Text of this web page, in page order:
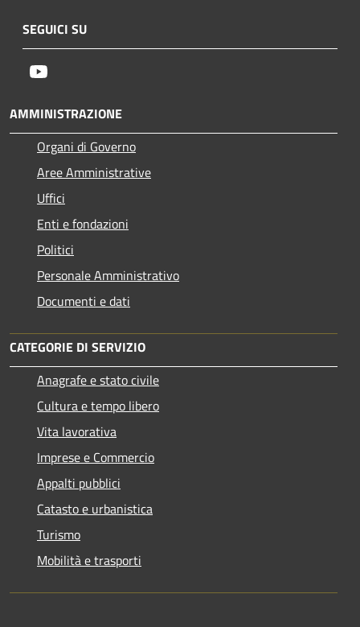
SEGUICI SU
AMMINISTRAZIONE
Organi di Governo
Aree Amministrative
Uffici
Enti e fondazioni
Politici
Personale Amministrativo
Documenti e dati
CATEGORIE DI SERVIZIO
Anagrafe e stato civile
Cultura e tempo libero
Vita lavorativa
Imprese e Commercio
Appalti pubblici
Catasto e urbanistica
Turismo
Mobilità e trasporti